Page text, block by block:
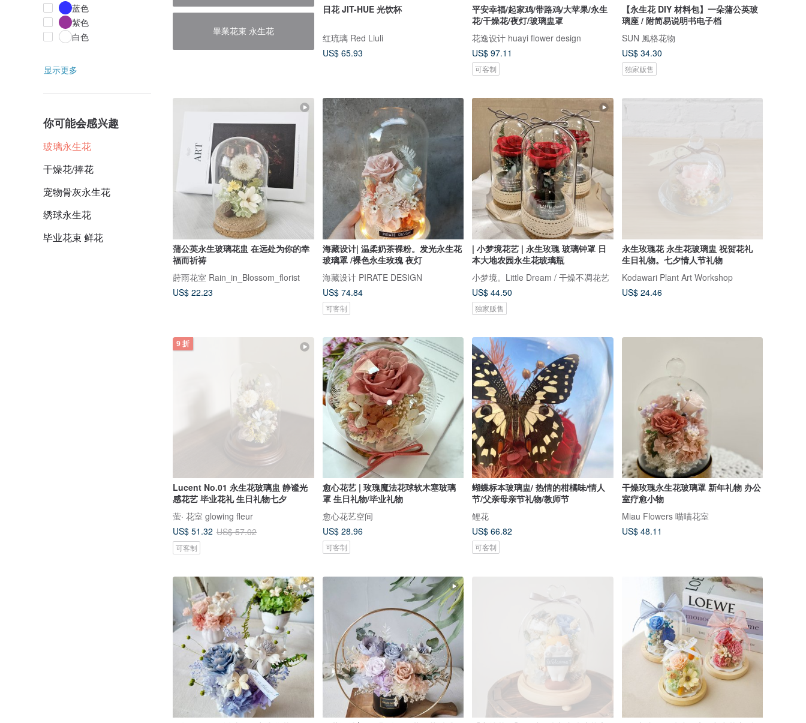
蓝色
紫色
白色
显示更多
你可能会感兴趣
玻璃永生花
干燥花/捧花
宠物骨灰永生花
绣球永生花
毕业花束 鲜花
畢業花束 永生花
日花 JIT-HUE 光饮杯
红琉璃 Red Liuli
US$ 65.93
平安幸福/起家鸡/带路鸡/大苹果/永生
花/干燥花/夜灯/玻璃盅罩
花逸设计 huayi flower design
US$ 97.11
可客制
【永生花 DIY 材料包】一朵蒲公英玻
璃座 / 附简易说明书电子档
SUN 風格花物
US$ 34.30
独家贩售
蒲公英永生玻璃花盅 在远处为你的幸
福而祈祷
莳雨花室 Rain_in_Blossom_florist
US$ 22.23
海藏设计| 温柔奶茶裸粉。发光永生花
玻璃罩 /裸色永生玫瑰 夜灯
海藏设计 PIRATE DESIGN
US$ 74.84
可客制
| 小梦境花艺 | 永生玫瑰 玻璃钟罩 日
本大地农园永生花玻璃瓶
小梦境。Little Dream / 干燥不凋花艺
US$ 44.50
独家贩售
永生玫瑰花 永生花玻璃盅 祝贺花礼
生日礼物。七夕情人节礼物
Kodawari Plant Art Workshop
US$ 24.46
9 折
Lucent No.01 永生花玻璃盅 静谧光
感花艺 毕业花礼 生日礼物七夕
萤· 花室 glowing fleur
US$ 51.32 US$ 57.02
可客制
愈心花艺 | 玫瑰魔法花球软木塞玻璃
罩 生日礼物/毕业礼物
愈心花艺空间
US$ 28.96
可客制
蝴蝶标本玻璃盅/ 热情的柑橘味/情人
节/父亲母亲节礼物/教师节
鲤花
US$ 66.82
可客制
干燥玫瑰永生花玻璃罩 新年礼物 办公
室疗愈小物
Miau Flowers 喵喵花室
US$ 48.11